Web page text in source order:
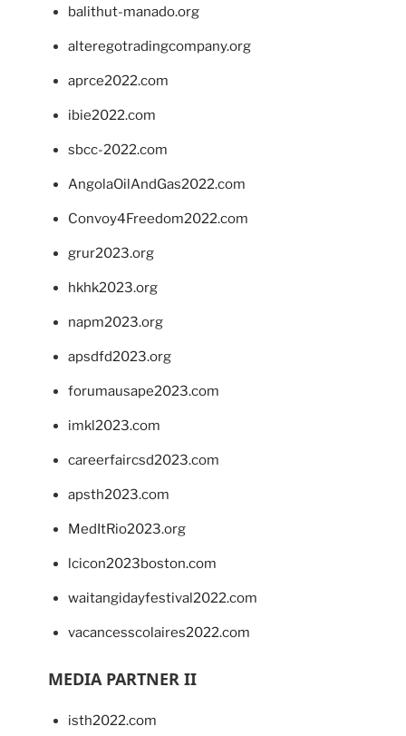
balithut-manado.org
alteregotradingcompany.org
aprce2022.com
ibie2022.com
sbcc-2022.com
AngolaOilAndGas2022.com
Convoy4Freedom2022.com
grur2023.org
hkhk2023.org
napm2023.org
apsdfd2023.org
forumausape2023.com
imkl2023.com
careerfaircsd2023.com
apsth2023.com
MedItRio2023.org
lcicon2023boston.com
waitangidayfestival2022.com
vacancesscolaires2022.com
MEDIA PARTNER II
isth2022.com